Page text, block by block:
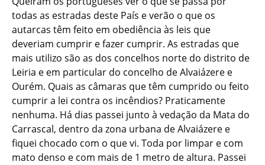
todas as estradas deste País e verão o que os
autarcas têm feito em obediência às leis que
deveriam cumprir e fazer cumprir. As estradas que
mais utilizo são as dos concelhos norte do distrito de
Leiria e em particular do concelho de Alvaiázere e
Ourém. Quais as câmaras que têm cumprido ou feito
cumprir a lei contra os incêndios? Praticamente
nenhuma. Há dias passei junto à vedação da Mata do
Carrascal, dentro da zona urbana de Alvaiázere e
fiquei chocado com o que vi. Toda por limpar e com
mato denso e com mais de 1 metro de altura. Passei